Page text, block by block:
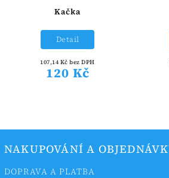
Kačka
107,14 Kč bez DPH
120 Kč
Detail
NAKUPOVÁNÍ A
DOPRAVA A PLATBA